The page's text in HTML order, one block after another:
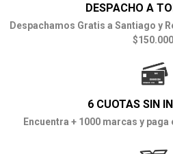
DESPACHO A
Despachamos Gratis a Santiago y
$150.000
6 CUOTAS SIN
Encuentra + 1000 marcas y